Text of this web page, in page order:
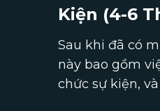
Kiện (4-6
Sau khi đã có
này bao gồm
chức sự kiện,